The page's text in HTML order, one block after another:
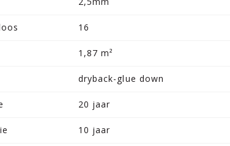
16
1,87 m²
dryback-glue down
20 jaar
10 jaar